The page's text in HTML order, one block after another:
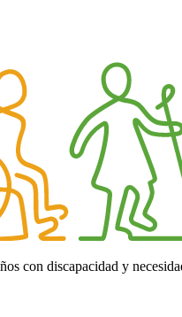
con discapacidad y